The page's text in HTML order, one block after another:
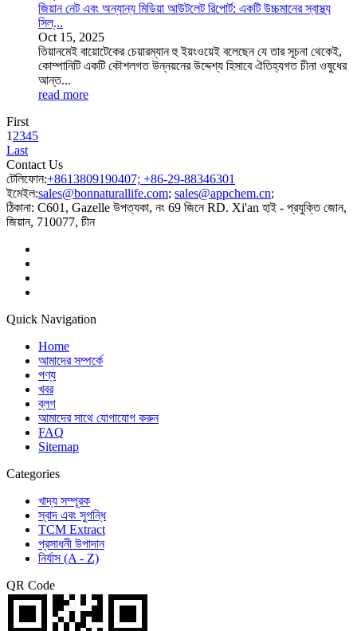
জিয়ান নেট এবং অন্যান্য মিডিয়া আউটলেট রিপোর্ট: একটি উচ্চমানের স্বাস্থ্য
সিল্...
Oct 15, 2025
তিয়ানমেই বায়োটেকের চেয়ারম্যান হু ইয়ংওয়েই বলেছেন যে তার সূচনা থেকেই,
কোম্পানিটি একটি কৌশলগত উন্নয়নের উদ্দেশ্য হিসাবে ঐতিহ্যগত চীনা ওষুধের
আন্ত...
read more
First
1 2345
Last
Contact Us
টেলিফোন:+8613809190407; +86-29-88346301
ইমেইল:sales@bonnaturallife.com; sales@appchem.cn;
ঠিকানা: C601, Gazelle উপত্যকা, নং 69 জিনে RD. Xi'an হাই - প্রযুক্তি জোন,
জিয়ান, 710077, চীন
Quick Navigation
Home
আমাদের সম্পর্কে
পণ্য
খবর
ব্লগ
আমাদের সাথে যোগাযোগ করুন
FAQ
Sitemap
Categories
খাদ্য সম্পূরক
স্বাদ এবং সুগন্ধি
TCM Extract
প্রসাধনী উপাদান
নির্যাস (A - Z)
QR Code